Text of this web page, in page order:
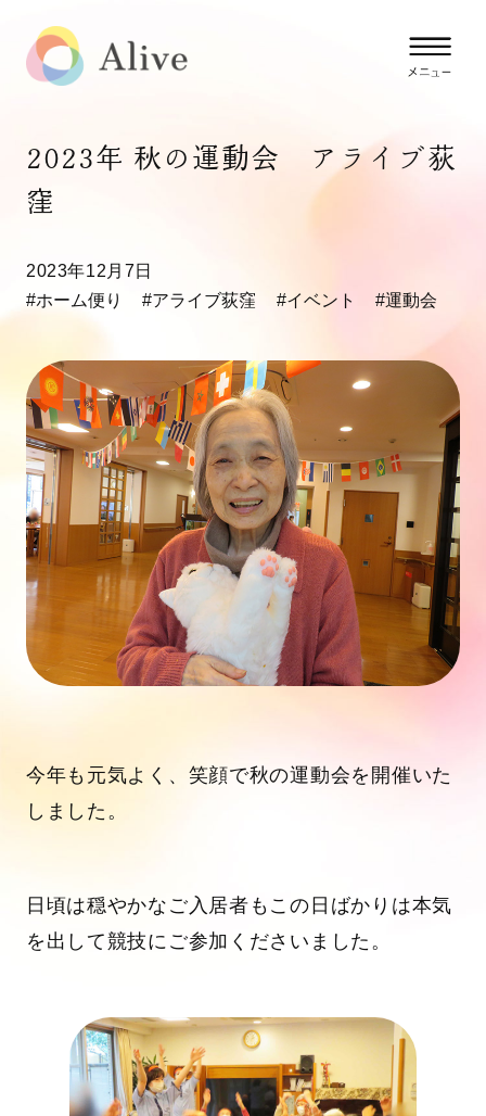
2023年 秋の運動会 アライブ荻
窪
2023年12月7日
#ホーム便り
#アライブ荻窪 #イベント #運動会
今年も元気よく、笑顔で秋の運動会を開催いた
しました。
日頃は穏やかなご入居者もこの日ばかりは本気
を出して競技にご参加くださいました。